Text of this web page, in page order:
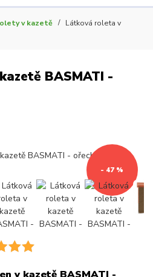
v kazetě
Látková roleta v
BASMATI -
- 47 %